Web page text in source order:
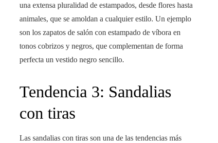
una extensa pluralidad de estampados, desde flores hasta
animales, que se amoldan a cualquier estilo. Un ejemplo
son los zapatos de salón con estampado de víbora en
tonos cobrizos y negros, que complementan de forma
perfecta un vestido negro sencillo.
Tendencia 3: Sandalias
con tiras
Las sandalias con tiras son una de las tendencias más